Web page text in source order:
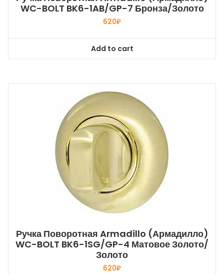
WC-BOLT BK6-1AB/GP-7 Бронза/золото
620₽
Add to cart
Ручка Поворотная Armadillo (Армадилло)
WC-BOLT BK6-1SG/GP-4 Матовое Золото/
Золото
620₽